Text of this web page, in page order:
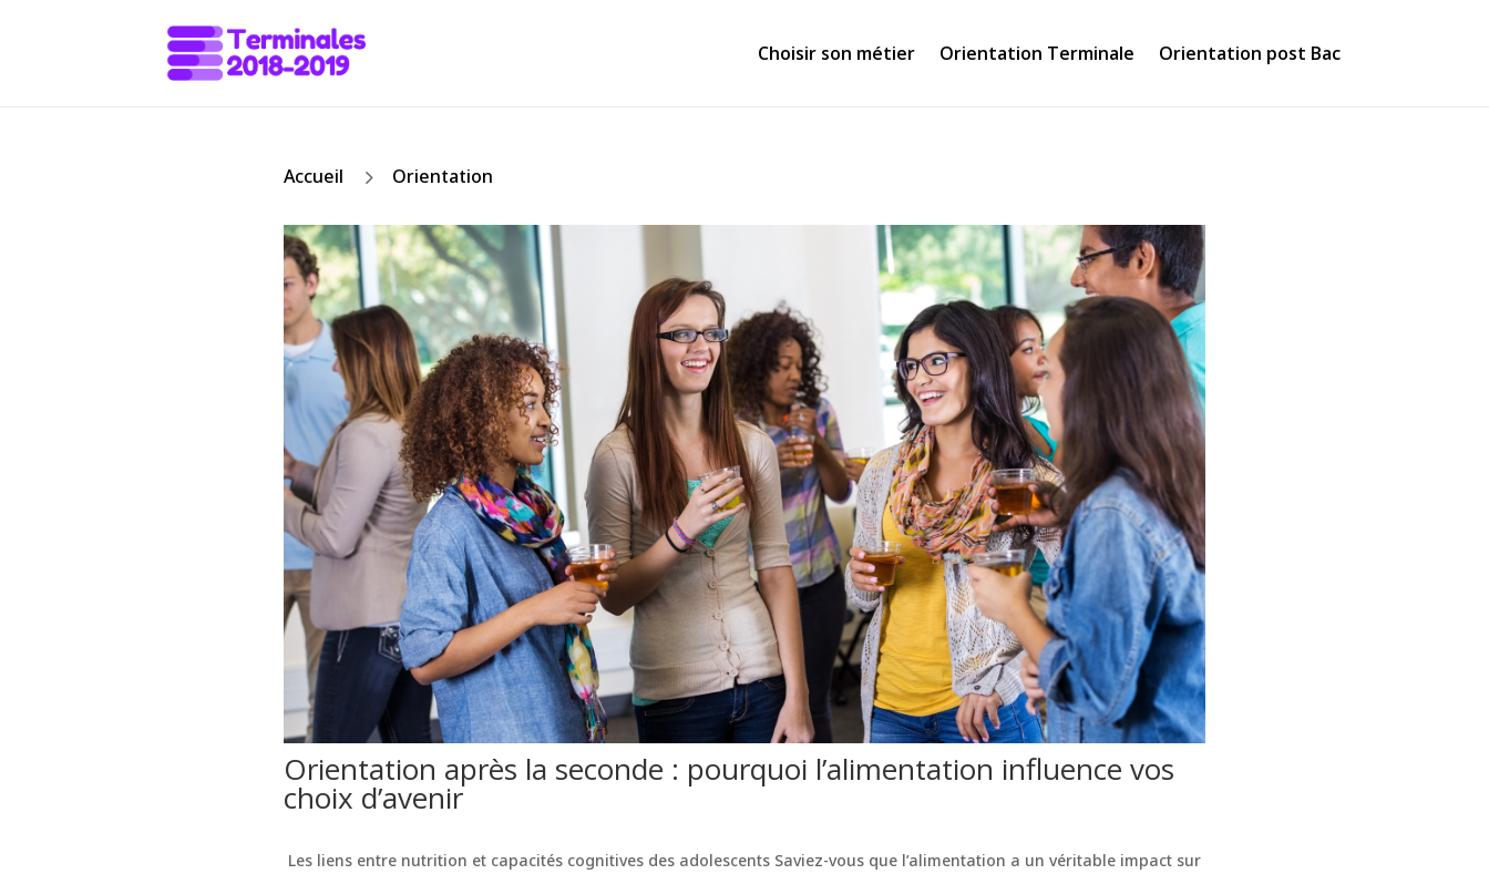
Choisir son métier Orientation Terminale Orientation post Bac
Accueil 5 Orientation
Orientation après la seconde : pourquoi l’alimentation influence vos
choix d’avenir
Les liens entre nutrition et capacités cognitives des adolescents Saviez-vous que l’alimentation a un véritable impact sur